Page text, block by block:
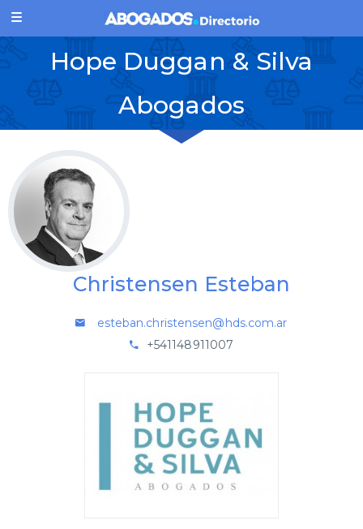
Hope Duggan & Silva
Abogados
Christensen Esteban
esteban.christensen@hds.com.ar
+541148911007